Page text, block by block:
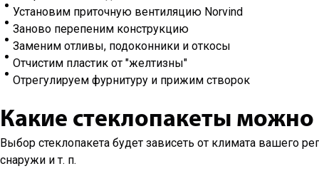
Установим приточную вентиляцию Norvind
Заново перепеним конструкцию
Заменим отливы, подоконники и откосы
Отчистим пластик от "желтизны"
Отрегулируем фурнитуру и прижим створок
Какие стеклопакеты можно
Выбор стеклопакета будет зависеть от климата вашего
снаружи и т. п.